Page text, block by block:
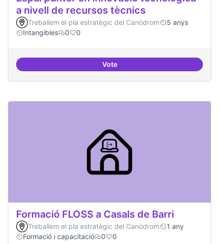
a nivell de recursos tècnics
Treballem el pla estratègic del Canòdrom
5 anys
Intangibles
0 0
VoteEspai punter en innovació
Formació FLOSS a Casals de Barri
Treballem el pla estratègic del Canòdrom
1 any
Formació i capacitació
0 0